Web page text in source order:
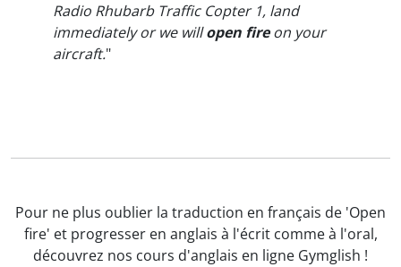
Radio Rhubarb Traffic Copter 1, land
immediately or we willopen fireon your
aircraft."
Pour ne plus oublier la traduction en français de 'Open
fire' et progresser en anglais à l'écrit comme à l'oral,
découvrez nos cours d'anglais en ligne Gymglish !